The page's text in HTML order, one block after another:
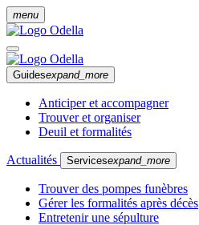
menu
Guidesexpand_more
Anticiper et accompagner
Trouver et organiser
Deuil et formalités
Actualités Servicesexpand_more
Trouver des pompes funèbres
Gérer les formalités après décès
Entretenir une sépulture